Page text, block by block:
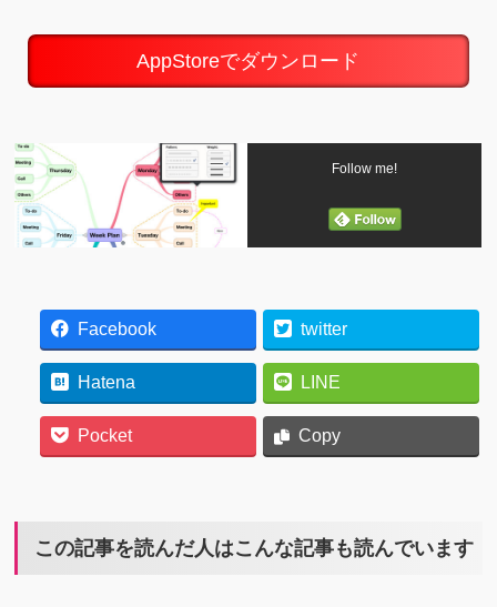
AppStoreでダウンロード
Follow me!
Facebook twitter
Hatena LINE
Pocket Copy
この記事を読んだ人はこんな記事も読んでいます